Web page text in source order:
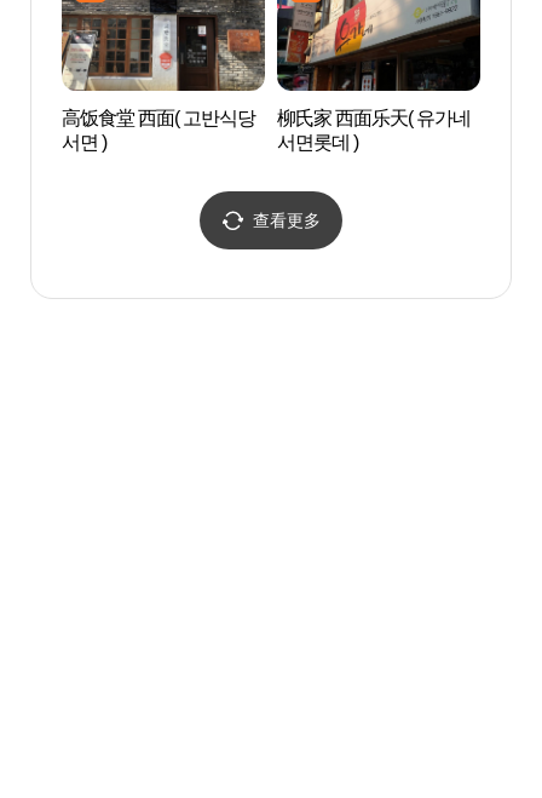
高饭食堂 西面( 고반식당
서면 )
柳氏家 西面乐天( 유가네
서면롯데 )
查看更多